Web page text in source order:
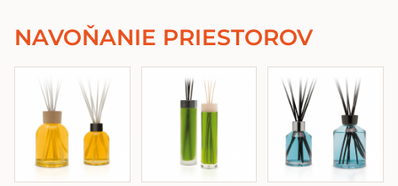
NAVOŇANIE PRIESTOROV